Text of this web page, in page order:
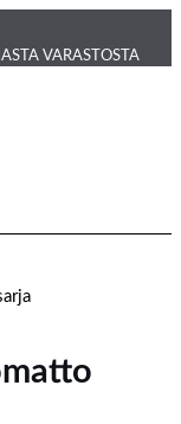
VARASTOSTA